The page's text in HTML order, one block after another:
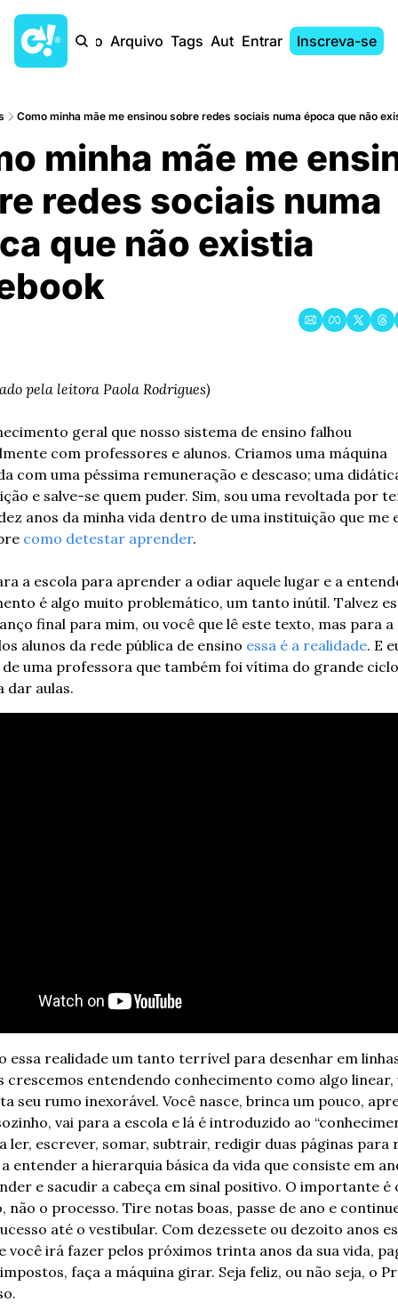
Início Arquivo Tags AutoresEntrar Inscreva-se
Como minha mãe me ensinou sobre redes sociais numa época que não
minha mãe me
redes sociais numa
que não existia
pela leitora Paola Rodrigues)
geral que nosso sistema de ensino falhou
com professores e alunos. Criamos uma máquina
com uma péssima remuneração e descaso; uma
e salve-se quem puder. Sim, sou uma revoltada por
anos da minha vida dentro de uma instituição que me
como detestar aprender.
a escola para aprender a odiar aquele lugar e a
é algo muito problemático, um tanto inútil. Talvez
final para mim, ou você que lê este texto, mas para
alunos da rede pública de ensino essa é a realidade. E
uma professora que também foi vítima do grande
dar aulas.
essa realidade um tanto terrível para desenhar em
crescemos entendendo conhecimento como algo linear,
seu rumo inexorável. Você nasce, brinca um pouco,
vai para a escola e lá é introduzido ao
ler, escrever, somar, subtrair, redigir duas páginas para
entender a hierarquia básica da vida que consiste em
e sacudir a cabeça em sinal positivo. O importante é
não o processo. Tire notas boas, passe de ano e
até o vestibular. Com dezessete ou dezoito anos
você irá fazer pelos próximos trinta anos da sua vida,
faça a máquina girar. Seja feliz, ou não seja, o